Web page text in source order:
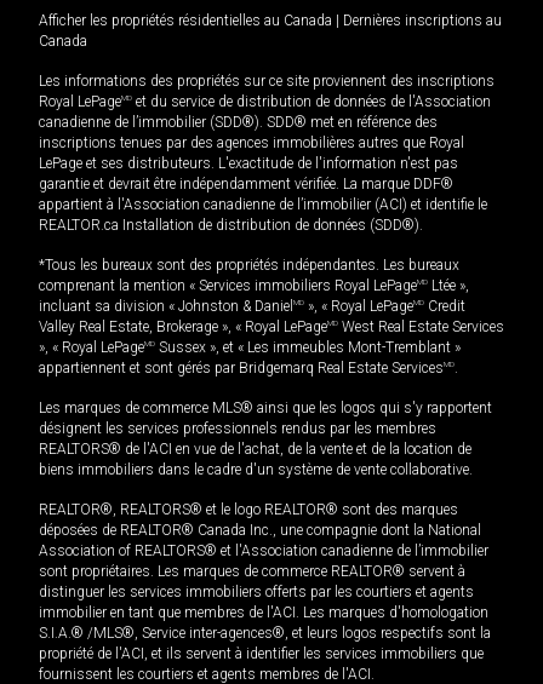
Afficher les propriétés résidentielles au Canada
Dernières inscriptions au
Canada
Les informations des propriétés sur ce site proviennent des inscriptions
Royal LePageMD et du service de distribution de données de l'Association
canadienne de l’immobilier (SDD®). SDD® met en référence des
inscriptions tenues par des agences immobilières autres que Royal
LePage et ses distributeurs. L'exactitude de l'information n'est pas
garantie et devrait être indépendamment vérifiée. La marque DDF®
appartient à l'Association canadienne de l’immobilier (ACI) et identifie le
REALTOR.ca Installation de distribution de données (SDD®).
*Tous les bureaux sont des propriétés indépendantes. Les bureaux
comprenant la mention « Services immobiliers Royal LePageMD Ltée »,
incluant sa division « Johnston & Daniel MD », « Royal LePageMD Credit
Valley Real Estate, Brokerage », « Royal LePageMD West Real Estate Services
», « Royal LePageMD Sussex », et « Les immeubles Mont-Tremblant »
appartiennent et sont gérés par Bridgemarq Real Estate ServicesMD.
Les marques de commerce MLS® ainsi que les logos qui s'y rapportent
désignent les services professionnels rendus par les membres
REALTORS® de l'ACI en vue de l'achat, de la vente et de la location de
biens immobiliers dans le cadre d'un système de vente collaborative.
REALTOR®, REALTORS® et le logo REALTOR® sont des marques
déposées de REALTOR® Canada Inc., une compagnie dont la National
Association of REALTORS® et l'Association canadienne de l’immobilier
sont propriétaires. Les marques de commerce REALTOR® servent à
distinguer les services immobiliers offerts par les courtiers et agents
immobilier en tant que membres de l'ACI. Les marques d'homologation
S.I.A.® /MLS®, Service inter-agences®, et leurs logos respectifs sont la
propriété de l'ACI, et ils servent à identifier les services immobiliers que
fournissent les courtiers et agents membres de l'ACI.